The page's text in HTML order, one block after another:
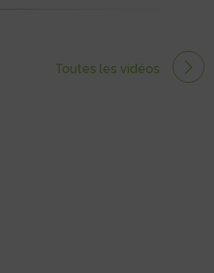
Toutes les vidéos